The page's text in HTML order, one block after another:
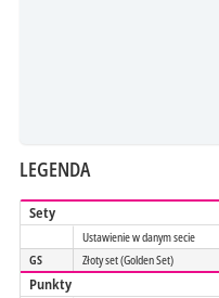
LEGENDA
Sety
Ustawienie w danym secie
GS
Złoty set (Golden Set)
Punkty